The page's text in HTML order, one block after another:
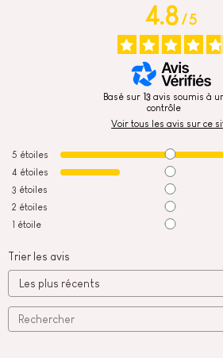
4.8/5
Basé sur 13 avis soumis à
contrôle
Voir tous les avis sur ce
5 étoiles
4 étoiles
3 étoiles
2 étoiles
1 étoile
Trier les avis